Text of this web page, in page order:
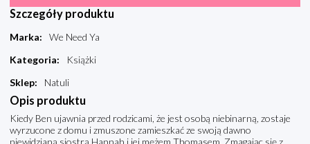
Szczegóły produktu
Marka:
We Need Ya
Kategoria:
Książki
Sklep: Natuli
Opis produktu
Kiedy Ben ujawnia przed rodzicami, że jest osobą niebinarną, zostaje
wyrzucone z domu i zmuszone zamieszkać ze swoją dawno